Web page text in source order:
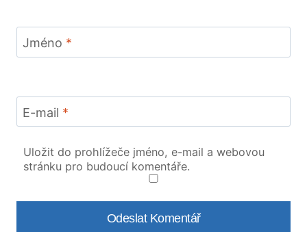
Jméno *
E-mail *
Uložit do prohlížeče jméno, e-mail a webovou
stránku pro budoucí komentáře.